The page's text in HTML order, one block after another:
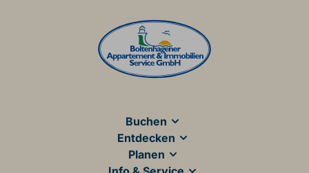
Buchen
Entdecken
Planen